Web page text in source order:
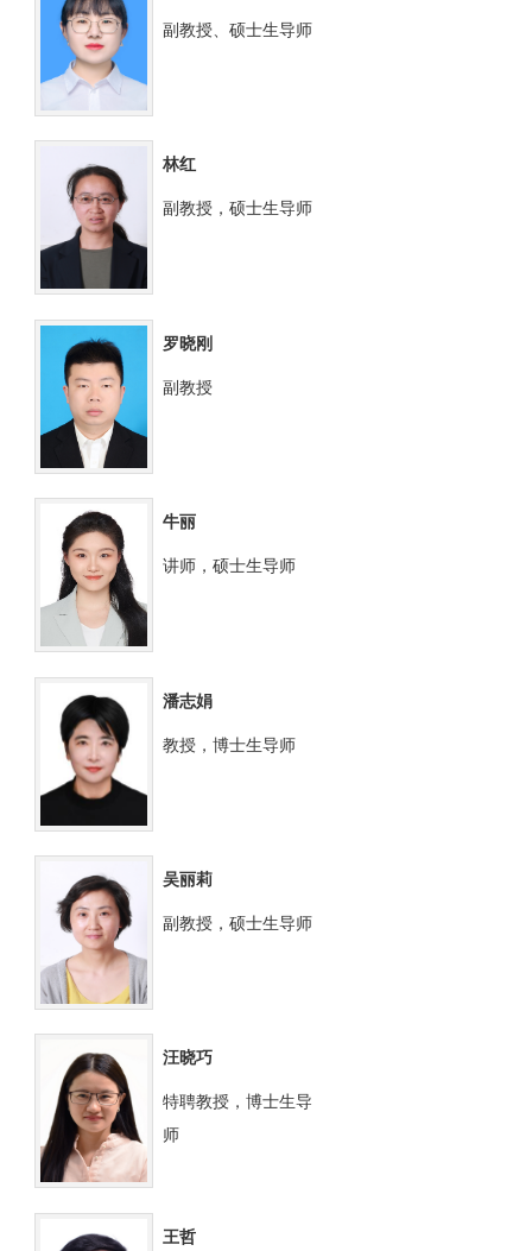
副教授、硕士生导师
林红
副教授，硕士生导师
罗晓刚
副教授
牛丽
讲师，硕士生导师
潘志娟
教授，博士生导师
吴丽莉
副教授，硕士生导师
汪晓巧
特聘教授，博士生导
师
王哲